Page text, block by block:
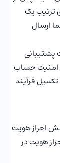
ترتیب یک
ارسال
پشتیبانی
امنیت حساب
فرآیند
احراز هویت
هویت در